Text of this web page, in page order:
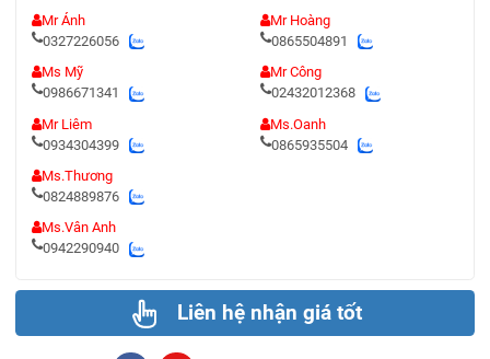
Mr Ánh
0327226056
Ms Mỹ
0986671341
Mr Liêm
0934304399
Ms.Thương
0824889876
Ms.Vân Anh
0942290940
Mr Hoàng
0865504891
Mr Công
02432012368
Ms.Oanh
0865935504
Liên hệ nhận giá tốt